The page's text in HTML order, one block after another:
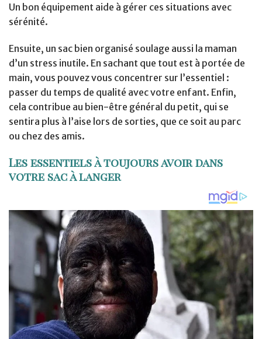
Un bon équipement aide à gérer ces situations avec
sérénité.
Ensuite, un sac bien organisé soulage aussi la maman
d’un stress inutile. En sachant que tout est à portée de
main, vous pouvez vous concentrer sur l’essentiel :
passer du temps de qualité avec votre enfant. Enfin,
cela contribue au bien-être général du petit, qui se
sentira plus à l’aise lors de sorties, que ce soit au parc
ou chez des amis.
Les essentiels à toujours avoir dans
votre sac à langer